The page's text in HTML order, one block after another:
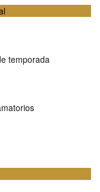
temporada